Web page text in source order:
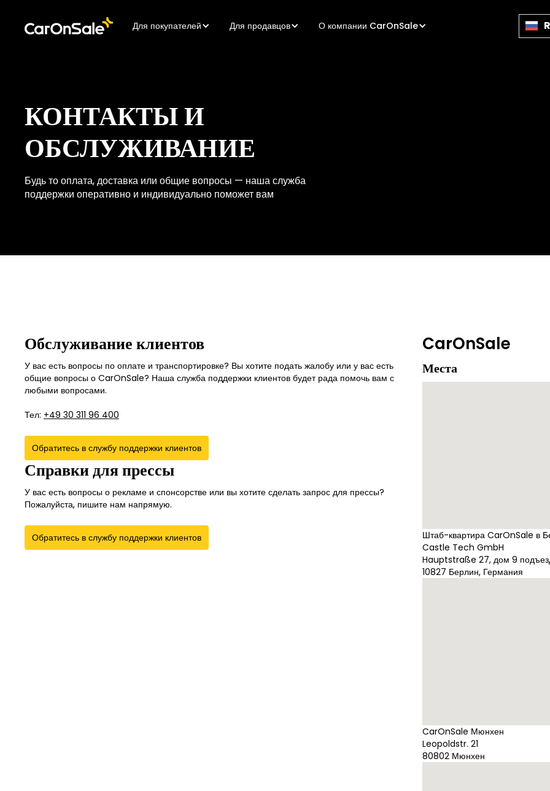
Для покупателей Для продавцов О компании CarOnSale
КОНТАКТЫ И
ОБСЛУЖИВАНИЕ
Будь то оплата, доставка или общие вопросы — наша служба
поддержки оперативно и индивидуально поможет вам
Обслуживание клиентов
У вас есть вопросы по оплате и транспортировке? Вы хотите подать жалобу или у вас есть
общие вопросы о CarOnSale? Наша служба поддержки клиентов будет рада помочь вам с
любыми вопросами.
Тел: +49 30 311 96 400
Обратитесь в службу поддержки клиентов
Справки для прессы
У вас есть вопросы о рекламе и спонсорстве или вы хотите сделать запрос для прессы?
Пожалуйста, пишите нам напрямую.
Обратитесь в службу поддержки клиентов
CarOnSale
Места
Штаб-квартира CarOnSale в
Castle Tech GmbH
Hauptstraße 27, дом 9
10827 Берлин, Германия
CarOnSale Мюнхен
Leopoldstr. 21
80802 Мюнхен